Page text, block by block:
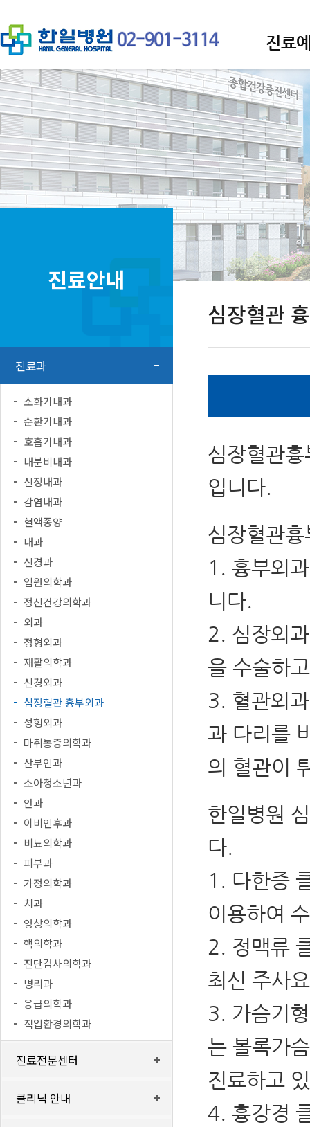
진료
진료안내
진료과
소화기내과
순환기내과
호흡기내과
내분비내과
신장내과
감염내과
혈액종양
내과
신경과
입원의학과
정신건강의학과
외과
정형외과
재활의학과
신경외과
심장혈관 흉부외과
성형외과
마취통증의학과
산부인과
소아청소년과
안과
이비인후과
비뇨의학과
피부과
가정의학과
치과
영상의학과
핵의학과
진단검사의학과
병리과
응급의학과
직업환경의학과
진료전문센터
클리닉 안내
심장혈관
심장혈관
입니다.
심장혈관
1. 흉부외
니다.
2. 심장외
을 수술하
3. 혈관외
과 다리를
의 혈관이
한일병원
다.
1. 다한증
이용하여
2. 정맥류
최신 주사
3. 가슴기
는 볼록가
진료하고
4. 흉강경